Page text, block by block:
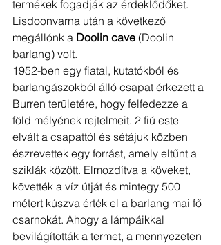
termékek fogadják az érdeklődőket.
Lisdoonvarna után a következő
megállónk a Doolin cave (Doolin
barlang) volt.
1952-ben egy fiatal, kutatókból és
barlangászokból álló csapat érkezett a
Burren területére, hogy felfedezze a
föld mélyének rejtelmeit. 2 fiú este
elvált a csapattól és sétájuk közben
észrevettek egy forrást, amely eltűnt a
sziklák között. Elmozdítva a köveket,
követték a víz útját és mintegy 500
métert kúszva érték el a barlang mai fő
csarnokát. Ahogy a lámpáikkal
bevilágították a termet, a mennyezeten